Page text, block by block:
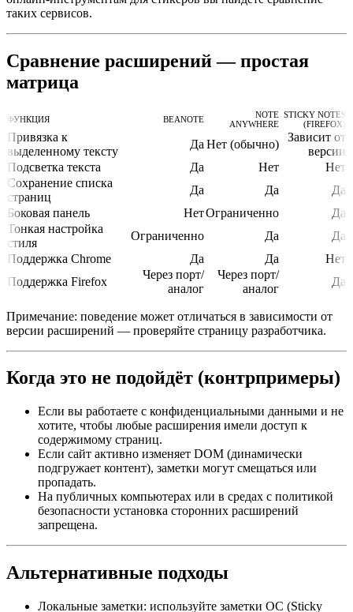
таких сервисов.
Сравнение расширений — простая
матрица
ФУНКЦИЯ BEANOTE
NOTE
ANYWHERE
STICKY NOTES
(FIREFOX)
Привязка к
выделенному тексту
Да Нет (обычно)
Зависит от
версии
Подсветка текста
Да Нет
Нет
Сохранение списка
страниц
Да Да
Да
Боковая панель
НетОграниченно
Да
Тонкая настройка
стиля
Ограниченно Да
Да
Поддержка Chrome
Да Да
Нет
Поддержка Firefox
Через порт/
аналог
Через порт/
аналог
Да
Примечание: поведение может отличаться в зависимости от
версии расширений — проверяйте страницу разработчика.
Когда это не подойдёт (контрпримеры)
Если вы работаете с конфиденциальными данными и не
хотите, чтобы любые расширения имели доступ к
содержимому страниц.
Если сайт активно изменяет DOM (динамически
подгружает контент), заметки могут смещаться или
пропадать.
На публичных компьютерах или в средах с политикой
безопасности установка сторонних расширений
запрещена.
Альтернативные подходы
Локальные заметки: используйте заметки ОС (Sticky